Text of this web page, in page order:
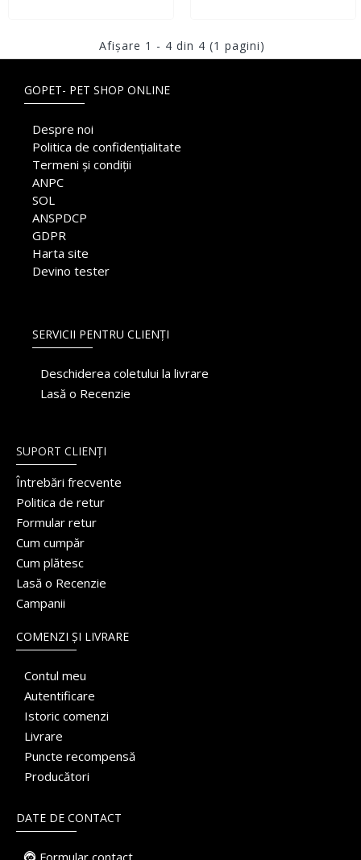
Afişare 1 - 4 din 4 (1 pagini)
GOPET- PET SHOP ONLINE
Despre noi
Politica de confidențialitate
Termeni și condiții
ANPC
SOL
ANSPDCP
GDPR
Harta site
Devino tester
SERVICII PENTRU CLIENȚI
Deschiderea coletului la livrare
Lasă o Recenzie
SUPORT CLIENȚI
Întrebări frecvente
Politica de retur
Formular retur
Cum cumpăr
Cum plătesc
Lasă o Recenzie
Campanii
COMENZI ȘI LIVRARE
Contul meu
Autentificare
Istoric comenzi
Livrare
Puncte recompensă
Producători
DATE DE CONTACT
Formular contact